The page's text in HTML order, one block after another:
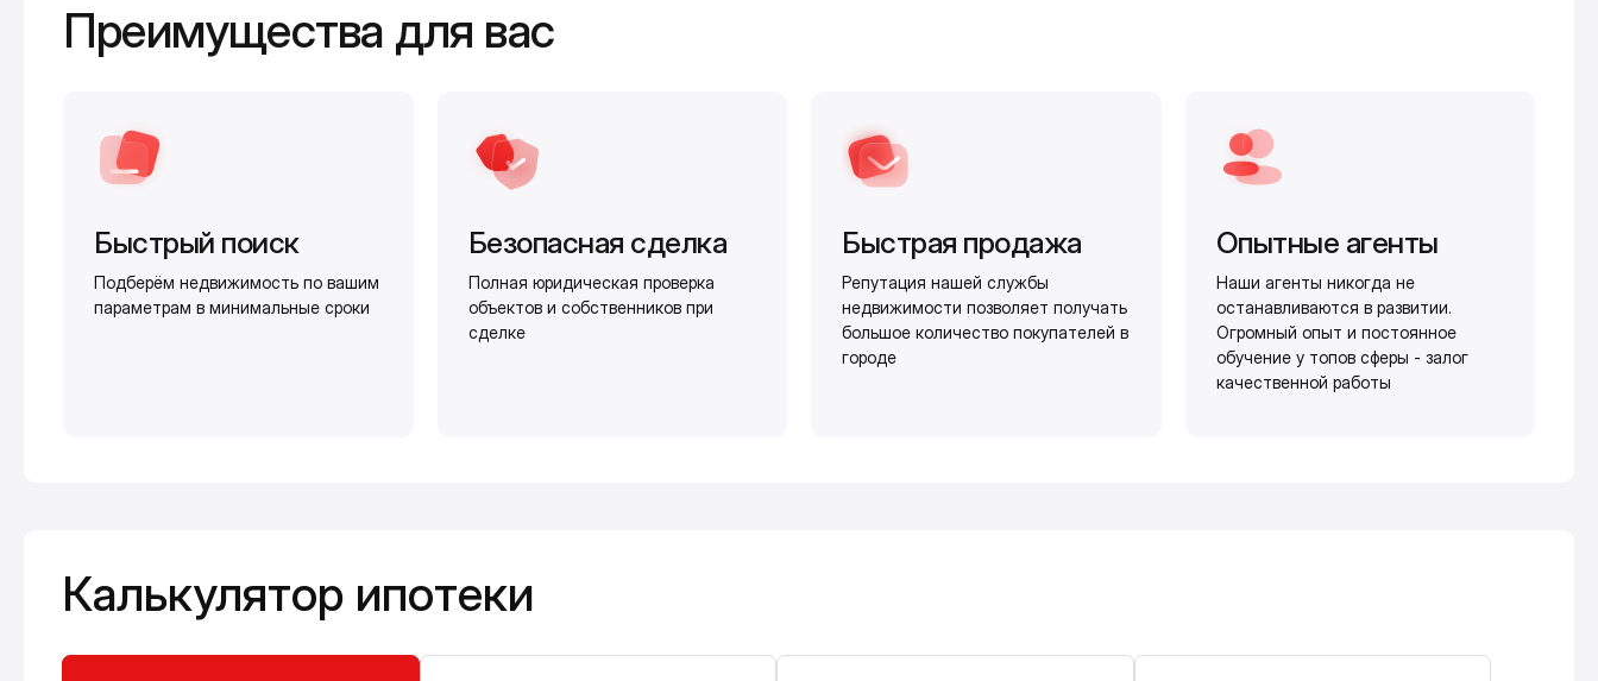
Преимущества для вас
Быстрый поиск
Подберём недвижимость по вашим
параметрам в минимальные сроки
Безопасная сделка
Полная юридическая проверка
объектов и собственников при
сделке
Быстрая продажа
Репутация нашей службы
недвижимости позволяет получать
большое количество покупателей в
городе
Опытные агенты
Наши агенты никогда не
останавливаются в развитии.
Огромный опыт и постоянное
обучение у топов сферы - залог
качественной работы
Калькулятор ипотеки